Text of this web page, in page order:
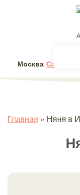
Санкт-
Москва
Главная » Няня в